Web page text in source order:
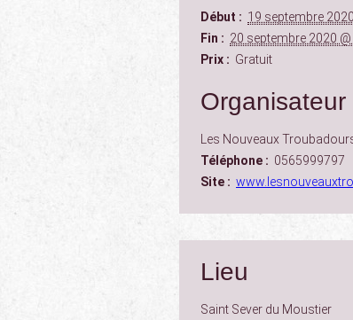
Début : 19 septembre
Fin : 20 septembre 2020
Prix : Gratuit
Organisateur
Les Nouveaux
Téléphone : 0565999797
Site :
Lieu
Saint Sever du Moustier